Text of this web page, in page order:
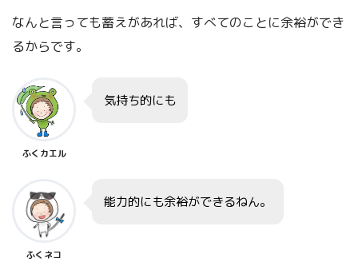
なんと言っても蓄えがあれば、すべてのことに余裕ができ
るからです。
ふくカエル
気持ち的にも
ふくネコ
能力的にも余裕ができるねん。